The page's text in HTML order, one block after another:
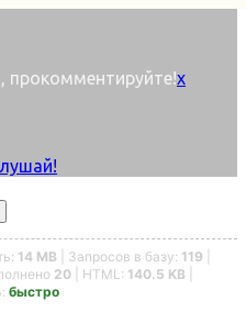
x
14 MB | Запросов в базу: 119
20 | HTML: 140.5 KB
быстро